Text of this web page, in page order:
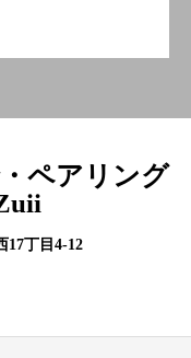
ペアリング
17丁目4-12